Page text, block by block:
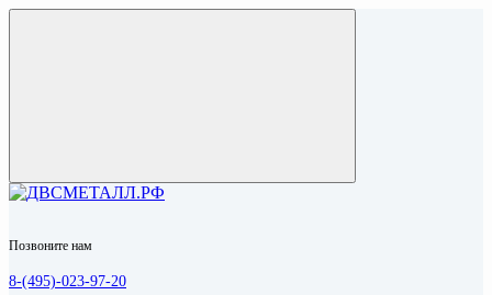
Позвоните нам
8-(495)-023-97-20